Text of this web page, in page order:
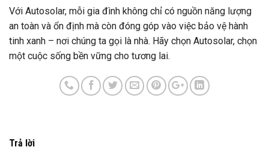
Với Autosolar, mỗi gia đình không chỉ có nguồn năng lượng
an toàn và ổn định mà còn đóng góp vào việc bảo vệ hành
tinh xanh – nơi chúng ta gọi là nhà. Hãy chọn Autosolar, chọn
một cuộc sống bền vững cho tương lai.
Trả lời